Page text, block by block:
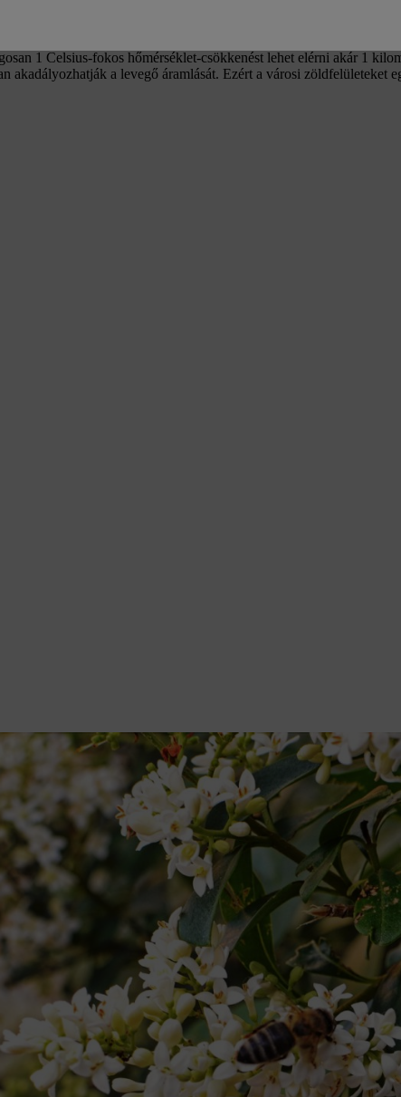
felölelő empirikus tanulmánya szerint
1 Celsius-fokos hőmérséklet-csökkenést lehet elérni akár 1
akadályozhatják a levegő áramlását. Ezért a városi zöldfelületeket
a városokban
munkatársa mutatja meg. Ez nemcsak a hőség